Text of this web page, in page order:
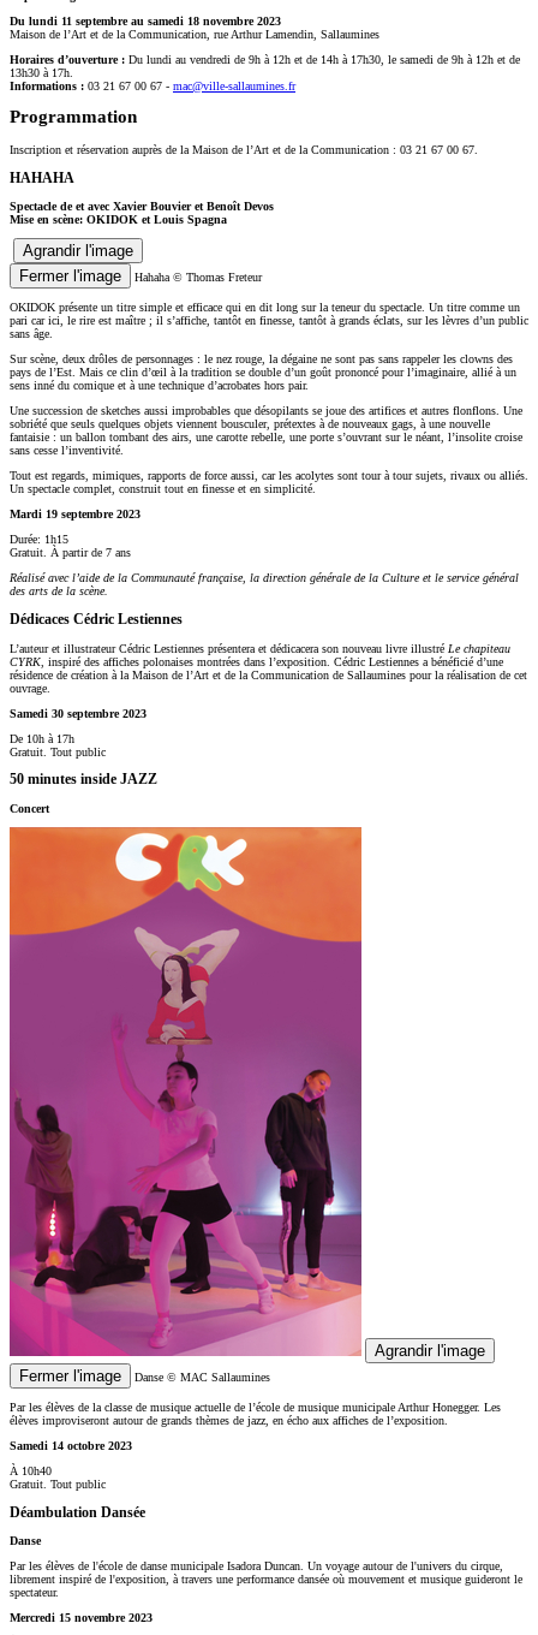
Du lundi 11 septembre au samedi 18 novembre 2023
Maison de l’Art et de la Communication, rue Arthur Lamendin, Sallaumines
Horaires d’ouverture : Du lundi au vendredi de 9h à 12h et de 14h à 17h30, le samedi de 9h à 12h et de
13h30 à 17h.
Informations : 03 21 67 00 67 - mac@ville-sallaumines.fr
Programmation
Inscription et réservation auprès de la Maison de l’Art et de la Communication : 03 21 67 00 67.
HAHAHA
Spectacle de et avec Xavier Bouvier et Benoît Devos
Mise en scène: OKIDOK et Louis Spagna
Agrandir l'image
Fermer l'image
Hahaha © Thomas Freteur
OKIDOK présente un titre simple et efficace qui en dit long sur la teneur du spectacle. Un titre comme un
pari car ici, le rire est maître ; il s’affiche, tantôt en finesse, tantôt à grands éclats, sur les lèvres d’un public
sans âge.
Sur scène, deux drôles de personnages : le nez rouge, la dégaine ne sont pas sans rappeler les clowns des
pays de l’Est. Mais ce clin d’œil à la tradition se double d’un goût prononcé pour l’imaginaire, allié à un
sens inné du comique et à une technique d’acrobates hors pair.
Une succession de sketches aussi improbables que désopilants se joue des artifices et autres flonflons. Une
sobriété que seuls quelques objets viennent bousculer, prétextes à de nouveaux gags, à une nouvelle
fantaisie : un ballon tombant des airs, une carotte rebelle, une porte s’ouvrant sur le néant, l’insolite croise
sans cesse l’inventivité.
Tout est regards, mimiques, rapports de force aussi, car les acolytes sont tour à tour sujets, rivaux ou alliés.
Un spectacle complet, construit tout en finesse et en simplicité.
Mardi 19 septembre 2023
Durée: 1h15
Gratuit. À partir de 7 ans
Réalisé avec l’aide de la Communauté française, la direction générale de la Culture et le service général
des arts de la scène.
Dédicaces Cédric Lestiennes
L’auteur et illustrateur Cédric Lestiennes présentera et dédicacera son nouveau livre illustré Le chapiteau
CYRK , inspiré des affiches polonaises montrées dans l’exposition. Cédric Lestiennes a bénéficié d’une
résidence de création à la Maison de l’Art et de la Communication de Sallaumines pour la réalisation de cet
ouvrage.
Samedi 30 septembre 2023
De 10h à 17h
Gratuit. Tout public
50 minutes inside JAZZ
Concert
Agrandir l'image
Fermer l'image
Danse © MAC Sallaumines
Par les élèves de la classe de musique actuelle de l’école de musique municipale Arthur Honegger. Les
élèves improviseront autour de grands thèmes de jazz, en écho aux affiches de l’exposition.
Samedi 14 octobre 2023
À 10h40
Gratuit. Tout public
Déambulation Dansée
Danse
Par les élèves de l'école de danse municipale Isadora Duncan. Un voyage autour de l'univers du cirque,
librement inspiré de l'exposition, à travers une performance dansée où mouvement et musique guideront le
spectateur.
Mercredi 15 novembre 2023